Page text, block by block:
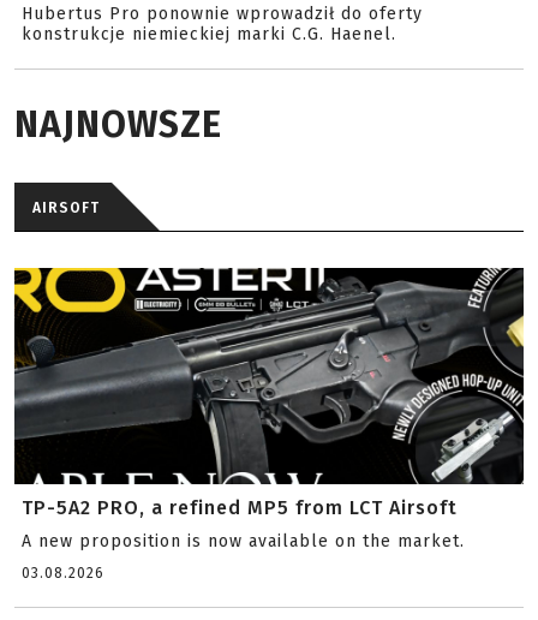
Hubertus Pro ponownie wprowadził do oferty
konstrukcje niemieckiej marki C.G. Haenel.
NAJNOWSZE
AIRSOFT
TP-5A2 PRO, a refined MP5 from LCT Airsoft
A new proposition is now available on the market.
03.08.2026